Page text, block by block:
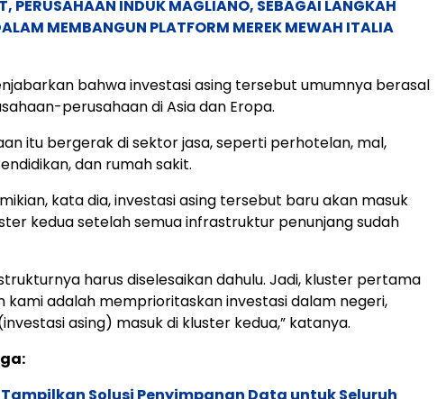
PERUSAHAAN INDUK MAGLIANO, SEBAGAI LANGKAH
MEMBANGUN PLATFORM MEREK MEWAH ITALIA
bahwa investasi asing tersebut umumnya berasal
perusahaan di Asia dan Eropa.
itu bergerak di sektor jasa, seperti perhotelan, mal,
dan rumah sakit.
kata dia, investasi asing tersebut baru akan masuk
kedua setelah semua infrastruktur penunjang sudah
harus diselesaikan dahulu. Jadi, kluster pertama
kami adalah memprioritaskan investasi dalam negeri,
asing) masuk di kluster kedua,” katanya.
Tampilkan Solusi Penyimpanan Data untuk Seluruh